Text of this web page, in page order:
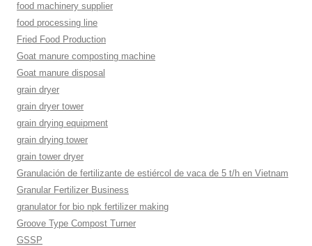
food machinery supplier
food processing line
Fried Food Production
Goat manure composting machine
Goat manure disposal
grain dryer
grain dryer tower
grain drying equipment
grain drying tower
grain tower dryer
Granulación de fertilizante de estiércol de vaca de 5 t/h en Vietnam
Granular Fertilizer Business
granulator for bio npk fertilizer making
Groove Type Compost Turner
GSSP